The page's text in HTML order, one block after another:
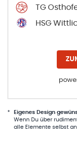
TG
HSG
*
Eigenes Design
Wenn Du über
alle Elemente selbst